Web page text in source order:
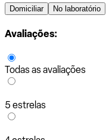
Domiciliar No laboratório
Avaliações:
Todas as avaliações
5 estrelas